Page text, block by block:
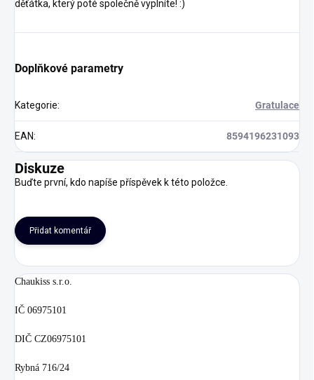
děťátka, který poté společně vyplníte! :)
Doplňkové parametry
Kategorie: Gratulace
EAN: 8594196231093
Diskuze
Buďte první, kdo napíše příspěvek k této položce.
Přidat komentář
Chaukiss s.r.o.
IČ 06975101
DIČ CZ06975101
Rybná 716/24